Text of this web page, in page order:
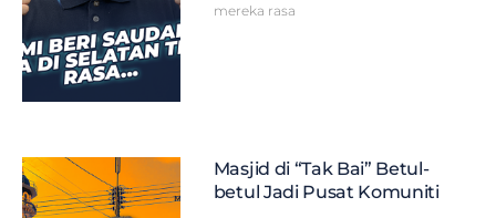
mereka rasa
Masjid di “Tak Bai” Betul-
betul Jadi Pusat Komuniti